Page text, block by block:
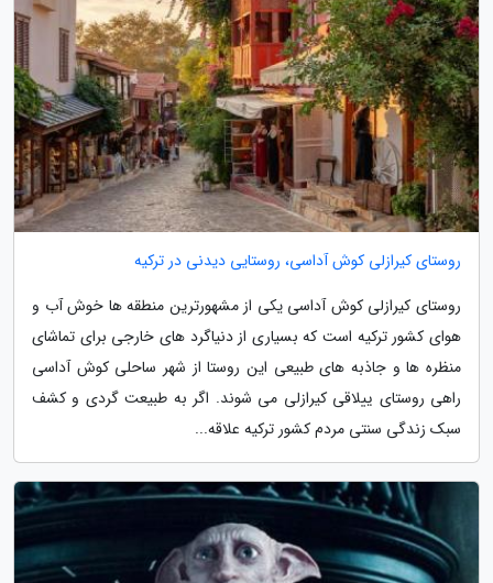
روستای کیرازلی کوش آداسی، روستایی دیدنی در ترکیه
روستای کیرازلی کوش آداسی یکی از مشهورترین منطقه ها خوش آب و
هوای کشور ترکیه است که بسیاری از دنیاگرد های خارجی برای تماشای
منظره ها و جاذبه های طبیعی این روستا از شهر ساحلی کوش آداسی
راهی روستای ییلاقی کیرازلی می شوند. اگر به طبیعت گردی و کشف
سبک زندگی سنتی مردم کشور ترکیه علاقه...